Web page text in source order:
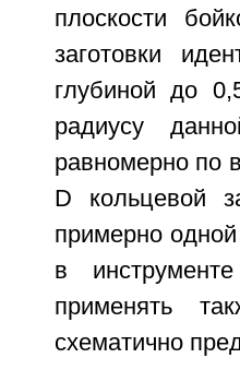
плоскости
заготовки
глубиной до
радиусу
равномерно по
D кольцевой
примерно
в
применять
схематично